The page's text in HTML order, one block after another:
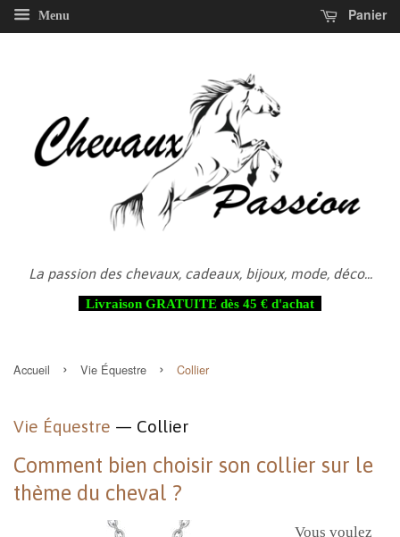
Menu Panier
La passion des chevaux, cadeaux, bijoux, mode, déco...
Livraison GRATUITE dès 45 € d'achat
Accueil › Vie Équestre › Collier
Vie Équestre — Collier
Comment bien choisir son collier sur le
thème du cheval ?
Vous voulez